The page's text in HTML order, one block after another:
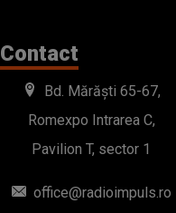
Contact
Bd. Mărăști 65-67,
Romexpo Intrarea C,
Pavilion T, sector 1
office@radioimpuls.ro